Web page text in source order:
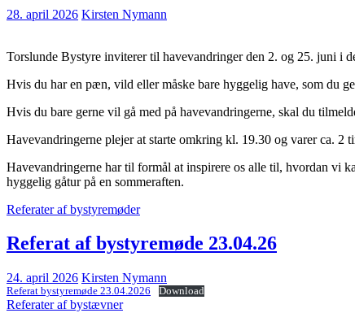
28. april 2026 Kirsten Nymann
Torslunde Bystyre inviterer til havevandringer den 2. og 25. juni i
Hvis du har en pæn, vild eller måske bare hyggelig have, som du
Hvis du bare gerne vil gå med på havevandringerne, skal du
Havevandringerne plejer at starte omkring kl. 19.30 og varer ca. 2
Havevandringerne har til formål at inspirere os alle til, hvordan vi
hyggelig gåtur på en sommeraften.
Referater af bystyremøder
Referat af bystyremøde 23.04.26
24. april 2026 Kirsten Nymann
Referat bystyremøde 23.04.2026 Download
Referater af bystævner